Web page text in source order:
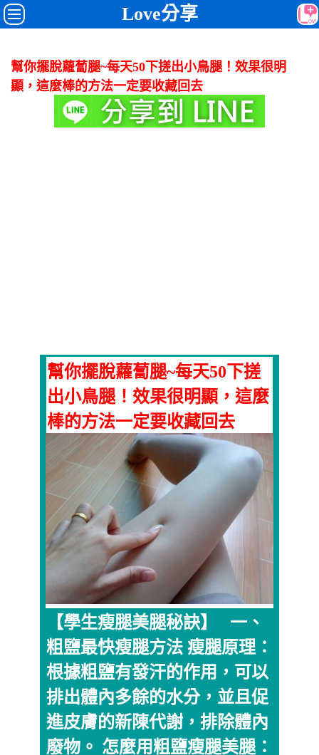
Love分享
幫你擺脫蘿蔔腿~每天50下搓出小鳥腿！效果很明
顯，這麼棒的方法一定要收藏回去
幫你擺脫蘿蔔腿~每天50下搓
出小鳥腿！效果很明顯，這麼
棒的方法一定要收藏回去
【學生瘦腿美腿秘訣】 一、
粗鹽最快瘦腿方法 瘦腿原理：
根據粗鹽有發汗的作用，可以
排出體內多餘的水分，並且促
進皮膚的新陳代謝，排除體內
廢物。 怎麼用粗鹽瘦腿美腿：